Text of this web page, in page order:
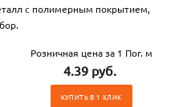
с полимерным покрытием,
Розничная цена за 1 Пог. м
4.39 руб.
КУПИТЬ В 1 КЛИК